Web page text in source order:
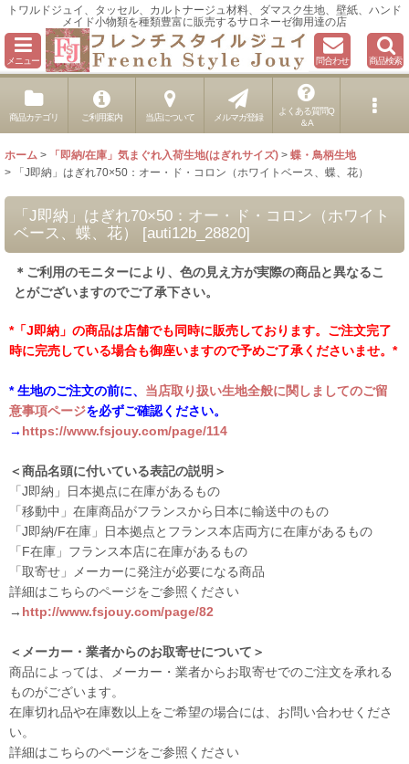
トワルドジュイ、タッセル、カルトナージュ材料、ダマスク生地、壁紙、ハンド
メイド小物類を種類豊富に販売するサロネーゼ御用達の店
メニュー 問合わせ 商品検索
商品カテゴリ ご利用案内 当店について メルマガ登録
よくある質問Q
＆A
ホーム > 「即納/在庫」気まぐれ入荷生地(はぎれサイズ) > 蝶・鳥柄生地
>
「J即納」はぎれ70×50：オー・ド・コロン（ホワイトベース、蝶、花）
「J即納」はぎれ70×50：オー・ド・コロン（ホワイト
ベース、蝶、花）
[auti12b_28820]
＊ご利用のモニターにより、色の見え方が実際の商品と異なるこ
とがございますのでご了承下さい。
*「J即納」の商品は店舗でも同時に販売しております。ご注文完了
時に完売している場合も御座いますので予めご了承くださいませ。*
* 生地のご注文の前に、 当店取り扱い生地全般に関しましてのご留
意事項ページを必ずご確認ください。
→ https://www.fsjouy.com/page/114
＜商品名頭に付いている表記の説明＞
「J即納」日本拠点に在庫があるもの
「移動中」在庫商品がフランスから日本に輸送中のもの
「J即納/F在庫」日本拠点とフランス本店両方に在庫があるもの
「F在庫」フランス本店に在庫があるもの
「取寄せ」メーカーに発注が必要になる商品
詳細はこちらのページをご参照ください
→ http://www.fsjouy.com/page/82
＜メーカー・業者からのお取寄せについて＞
商品によっては、メーカー・業者からお取寄せでのご注文を承れる
ものがございます。
在庫切れ品や在庫数以上をご希望の場合には、お問い合わせくださ
い。
詳細はこちらのページをご参照ください